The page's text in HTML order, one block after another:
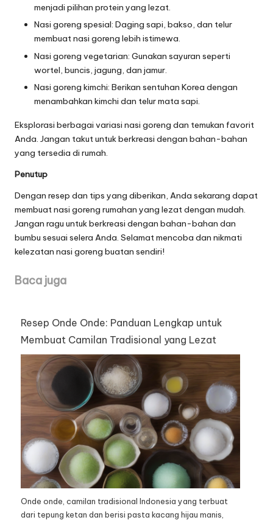
menjadi pilihan protein yang lezat.
Nasi goreng spesial: Daging sapi, bakso, dan telur
membuat nasi goreng lebih istimewa.
Nasi goreng vegetarian: Gunakan sayuran seperti
wortel, buncis, jagung, dan jamur.
Nasi goreng kimchi: Berikan sentuhan Korea dengan
menambahkan kimchi dan telur mata sapi.
Eksplorasi berbagai variasi nasi goreng dan temukan favorit
Anda. Jangan takut untuk berkreasi dengan bahan-bahan
yang tersedia di rumah.
Penutup
Dengan resep dan tips yang diberikan, Anda sekarang dapat
membuat nasi goreng rumahan yang lezat dengan mudah.
Jangan ragu untuk berkreasi dengan bahan-bahan dan
bumbu sesuai selera Anda. Selamat mencoba dan nikmati
kelezatan nasi goreng buatan sendiri!
Baca juga
Resep Onde Onde: Panduan Lengkap untuk
Membuat Camilan Tradisional yang Lezat
Onde onde, camilan tradisional Indonesia yang terbuat
dari tepung ketan dan berisi pasta kacang hijau manis,